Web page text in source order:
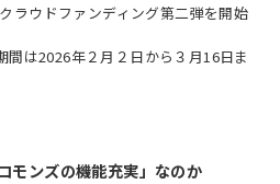
ラウドファンディング第二弾を開始
間は2026年２月２日から３月16日ま
モンズの機能充実」なのか